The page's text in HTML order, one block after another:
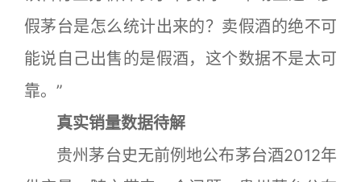
假茅台是怎么统计出来的？卖假酒的绝不可
能说自己出售的是假酒，这个数据不是太可
靠。”
真实销量数据待解
贵州茅台史无前例地公布茅台酒2012年